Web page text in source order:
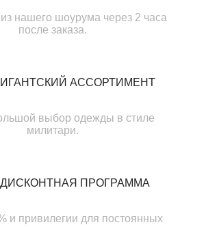
нашего шоурума через 2 часа
после заказа.
АССОРТИМЕНТ
выбор одежды в стиле
милитари.
ДИСКОНТНАЯ ПРОГРАММА
и привилегии для постоянных